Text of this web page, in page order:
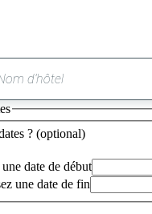
suggestion
trouvée
? (optional)
date de début
une date de fin